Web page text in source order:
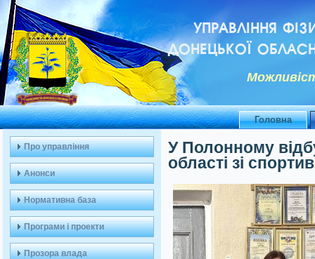
УПРАВЛІННЯ
ДОНЕЦЬКОЇ
Головна
Про управління
Анонси
Нормативна база
Програми і проекти
Прозора влада
У Полонному
області зі